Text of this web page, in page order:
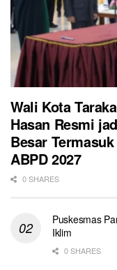
Wali Kota
Hasan Resmi
Besar
ABPD 2027
0 SHARES
Puskesmas
Iklim
0 SHARES